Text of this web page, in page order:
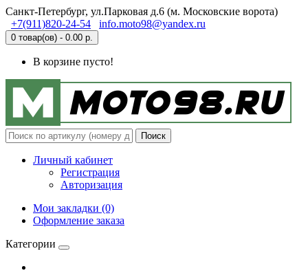
Санкт-Петербург, ул.Парковая д.6 (м. Московские ворота)
+7(911)820-24-54
info.moto98@yandex.ru
0 товар(ов) - 0.00 р.
В корзине пусто!
Поиск
Личный кабинет
Регистрация
Авторизация
Мои закладки (0)
Оформление заказа
Категории